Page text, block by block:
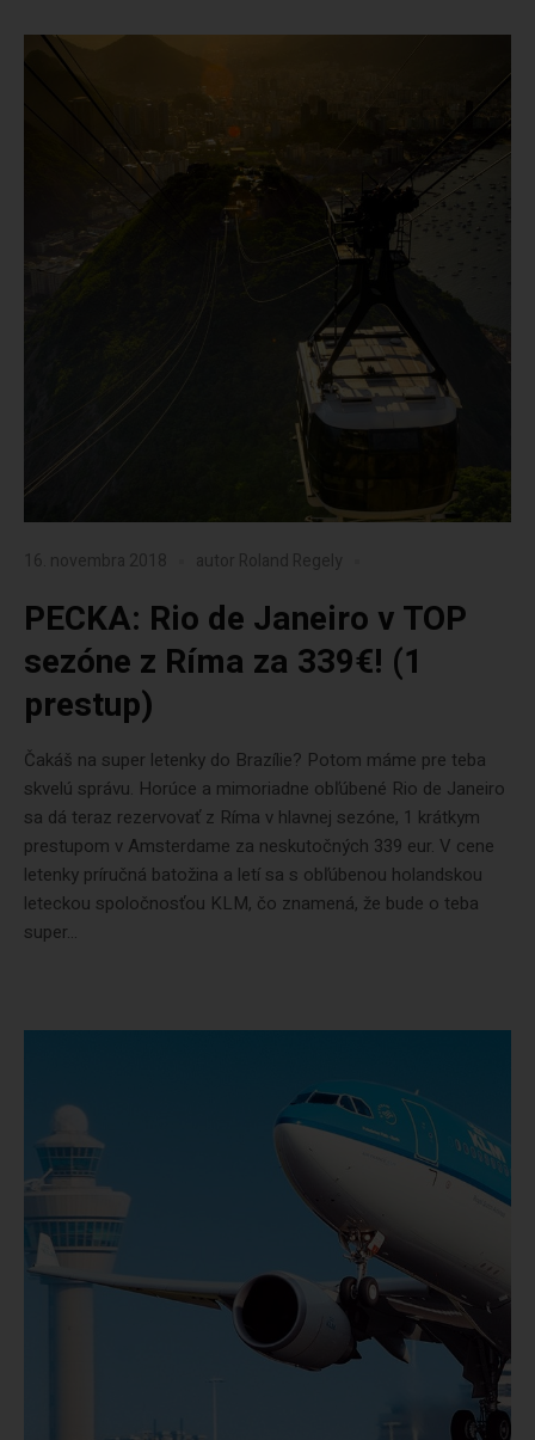
16. novembra 2018 autor Roland Regely
PECKA: Rio de Janeiro v TOP
sezóne z Ríma za 339€! (1
prestup)
Čakáš na super letenky do Brazílie? Potom máme pre teba
skvelú správu. Horúce a mimoriadne obľúbené Rio de Janeiro
sa dá teraz rezervovať z Ríma v hlavnej sezóne, 1 krátkym
prestupom v Amsterdame za neskutočných 339 eur. V cene
letenky príručná batožina a letí sa s obľúbenou holandskou
leteckou spoločnosťou KLM, čo znamená, že bude o teba
super...